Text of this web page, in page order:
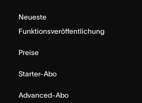
Neueste
Funktionsveröffentlichung
Preise
Starter-Abo
Advanced-Abo